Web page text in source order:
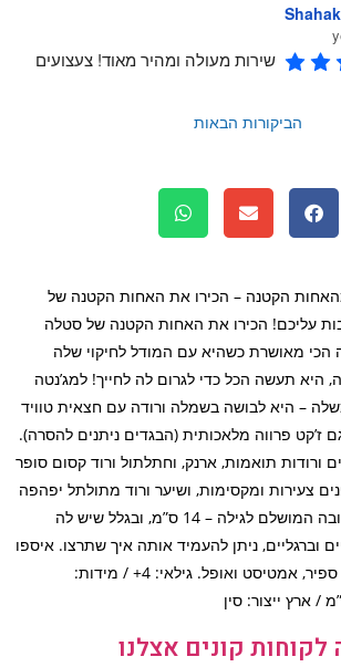
שירות מעולה ומהיר מאוד! צעצועים
הביקורות הבאות
הקטנה – הכירו את האחות הקטנה של
עליכם! הכירו את האחות הקטנה של סטלה
מאושרת כשהיא עם המודל לחיקוי שלה
תעשה הכל כדי לגרום לה לחייך! למג’נטה
– היא לבושה בשמלה ורודה עם חצאית טוויד
פרווה מלאכותית (הבגדים ניתנים להסרה).
תואמות, ארנק, וחתלתול ורוד קסום סופר
ומקסימות, ושיער ורוד מתולתל יפהפה
עם שתי צמות. היא בגובה המושלם לגילה – 14 ס”מ, ובגלל שיש לה
ניתן להעמיד אותה איך שתרצו. איספו
את כולן: מג’נטה, דייזי, ספיר, אמטיסט ואופל. גילאי: 4+ / מידות:
קונים אצלנו